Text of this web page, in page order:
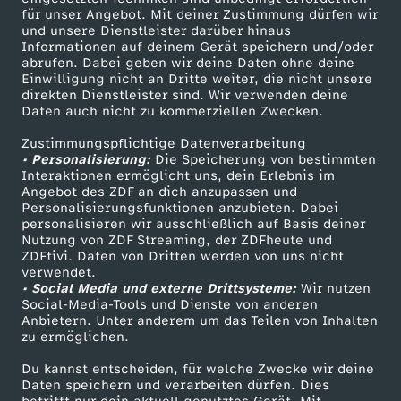
für unser Angebot. Mit deiner Zustimmung dürfen wir
und unsere Dienstleister darüber hinaus
Informationen auf deinem Gerät speichern und/oder
abrufen. Dabei geben wir deine Daten ohne deine
Einwilligung nicht an Dritte weiter, die nicht unsere
direkten Dienstleister sind. Wir verwenden deine
Daten auch nicht zu kommerziellen Zwecken.
Zustimmungspflichtige Datenverarbeitung
• Personalisierung:Die Speicherung von bestimmten
Interaktionen ermöglicht uns, dein Erlebnis im
Angebot des ZDF an dich anzupassen und
Personalisierungsfunktionen anzubieten. Dabei
personalisieren wir ausschließlich auf Basis deiner
Nutzung von ZDF Streaming, der ZDFheute und
ZDFtivi. Daten von Dritten werden von uns nicht
verwendet.
• Social Media und externe Drittsysteme:Wir nutzen
Social-Media-Tools und Dienste von anderen
Anbietern. Unter anderem um das Teilen von Inhalten
zu ermöglichen.
Du kannst entscheiden, für welche Zwecke wir deine
Daten speichern und verarbeiten dürfen. Dies
Mehr ZDF
ZDF-Apps
Smart TV
ZDFtext
Livestreams
Sendungen A-Z
TV-Programm
Service
ZDFmitreden
Kontakt zum ZDF
Tickets
Zuschauerservice
Hilfe
ZDF Unternehmen
Karriere
ZDF goes Schule